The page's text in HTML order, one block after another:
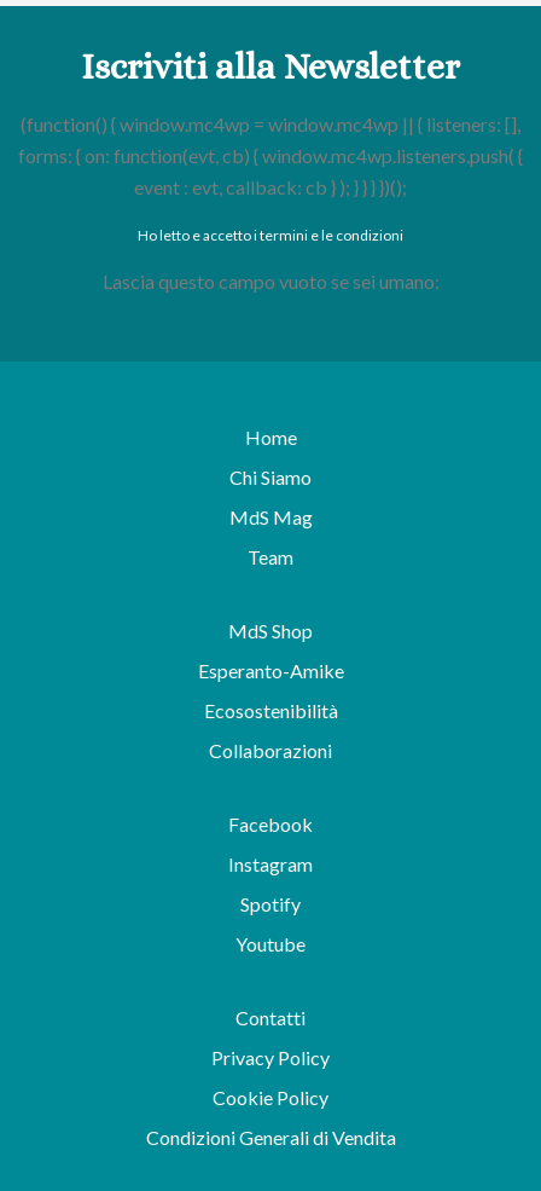
Iscriviti alla Newsletter
(function() { window.mc4wp = window.mc4wp || { listeners: [],
forms: { on: function(evt, cb) { window.mc4wp.listeners.push( {
event : evt, callback: cb } ); } } } })();
Ho letto e accetto i termini e le condizioni
Lascia questo campo vuoto se sei umano:
Home
Chi Siamo
MdS Mag
Team
MdS Shop
Esperanto-Amike
Ecosostenibilità
Collaborazioni
Facebook
Instagram
Spotify
Youtube
Contatti
Privacy Policy
Cookie Policy
Condizioni Generali di Vendita